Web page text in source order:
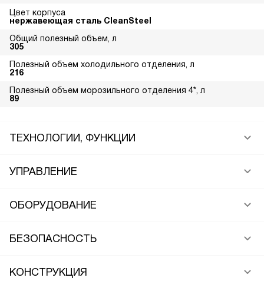
Цвет корпуса
нержавеющая сталь CleanSteel
Общий полезный объем, л
305
Полезный объем холодильного отделения, л
216
Полезный объем морозильного отделения 4*, л
89
ТЕХНОЛОГИИ, ФУНКЦИИ
УПРАВЛЕНИЕ
ОБОРУДОВАНИЕ
БЕЗОПАСНОСТЬ
КОНСТРУКЦИЯ